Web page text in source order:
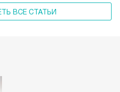
ВСЕ СТАТЬИ